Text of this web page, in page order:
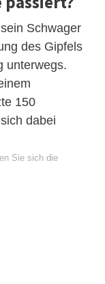
Schwager
des Gipfels
unterwegs.
150
dabei
Sie sich die